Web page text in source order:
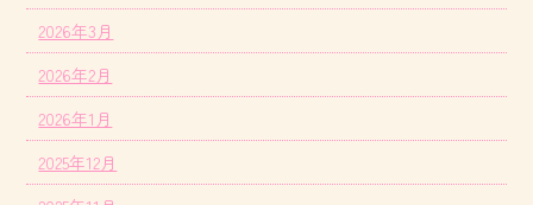
2026年3月
2026年2月
2026年1月
2025年12月